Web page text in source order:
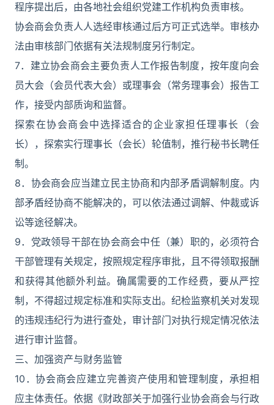
程序提出后，由各地社会组织党建工作机构负责审核。
协会商会负责人人选经审核通过后方可正式选举。审核办
法由审核部门依据有关法规制度另行制定。
7．建立协会商会主要负责人工作报告制度，按年度向会
员大会（会员代表大会）或理事会（常务理事会）报告工
作，接受内部质询和监督。
探索在协会商会中选择适合的企业家担任理事长（会
长），探索实行理事长（会长）轮值制，推行秘书长聘任
制。
8．协会商会应当建立民主协商和内部矛盾调解制度。内
部矛盾经协商不能解决的，可以依法通过调解、仲裁或诉
讼等途径解决。
9．党政领导干部在协会商会中任（兼）职的，必须符合
干部管理有关规定，按照规定程序审批，且不得领取报酬
和获得其他额外利益。确属需要的工作经费，要从严控
制，不得超过规定标准和实际支出。纪检监察机关对发现
的违规违纪行为进行查处，审计部门对执行规定情况依法
进行审计监督。
三、加强资产与财务监管
10．协会商会应建立完善资产使用和管理制度，承担相
应主体责任。依据《财政部关于加强行业协会商会与行政